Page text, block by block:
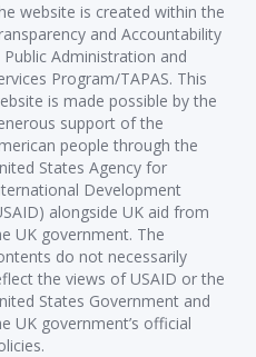
website is created within the
and Accountability
Public Administration and
Program/TAPAS. This
is made possible by the
support of the
people through the
States Agency for
Development
alongside UK aid from
UK government. The
do not necessarily
the views of USAID or the
States Government and
UK government’s official